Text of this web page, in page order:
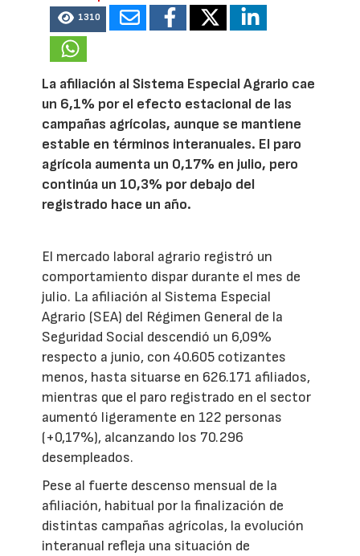
1310
La afiliación al Sistema Especial Agrario cae
un 6,1% por el efecto estacional de las
campañas agrícolas, aunque se mantiene
estable en términos interanuales. El paro
agrícola aumenta un 0,17% en julio, pero
continúa un 10,3% por debajo del
registrado hace un año.
El mercado laboral agrario registró un
comportamiento dispar durante el mes de
julio. La afiliación al Sistema Especial
Agrario (SEA) del Régimen General de la
Seguridad Social descendió un 6,09%
respecto a junio, con 40.605 cotizantes
menos, hasta situarse en 626.171 afiliados,
mientras que el paro registrado en el sector
aumentó ligeramente en 122 personas
(+0,17%), alcanzando los 70.296
desempleados.
Pese al fuerte descenso mensual de la
afiliación, habitual por la finalización de
distintas campañas agrícolas, la evolución
interanual refleja una situación de